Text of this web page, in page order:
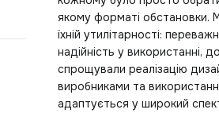
якому форматі обстановки.
їхній утилітарності:
надійність у використанні,
спрощували реалізацію
виробниками та
адаптується у широкий